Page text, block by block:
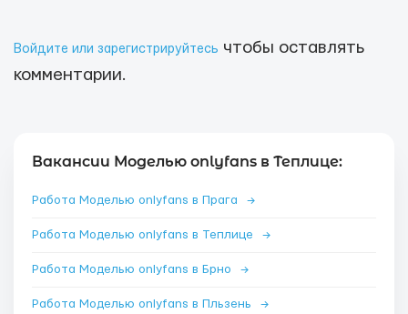
Войдите или зарегистрируйтесь чтобы оставлять
комментарии.
Вакансии Моделью onlyfans в Теплице:
Работа Моделью onlyfans в Прага →
Работа Моделью onlyfans в Теплице →
Работа Моделью onlyfans в Брно →
Работа Моделью onlyfans в Пльзень →